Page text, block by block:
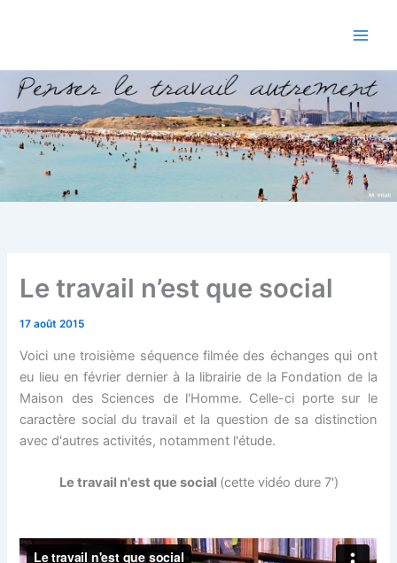
Le travail n’est que social
17 août 2015
Voici une troisième séquence filmée des échanges qui ont
eu lieu en février dernier à la librairie de la Fondation de la
Maison des Sciences de l'Homme. Celle-ci porte sur le
caractère social du travail et la question de sa distinction
avec d'autres activités, notamment l'étude.
Le travail n'est que social (cette vidéo dure 7')